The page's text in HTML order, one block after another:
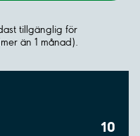
tillgänglig för
än 1 månad).
10